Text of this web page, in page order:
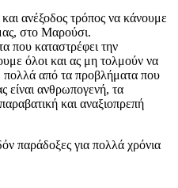
ανέξοδος τρόπος να κάνουμε
στο Μαρούσι.
που καταστρέφει την
όλοι και ας μη τολμούν να
πολλά από τα προβλήματα που
είναι ανθρωπογενή, τα
και αναξιοπρεπή
παράδοξες για πολλά χρόνια